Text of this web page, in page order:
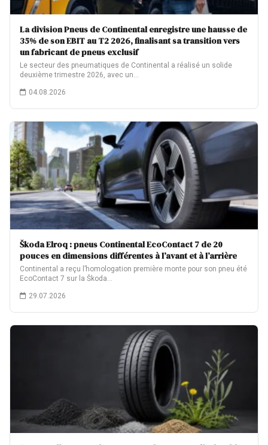
La division Pneus de Continental enregistre une hausse de
35% de son EBIT au T2 2026, finalisant sa transition vers
un fabricant de pneus exclusif
Le secteur des pneumatiques de Continental a réalisé un solide
deuxième trimestre 2026, avec un…
04.08.2026
Škoda Elroq : pneus Continental EcoContact 7 de 20
pouces en dimensions différentes à l’avant et à l’arrière
Continental a reçu l’homologation première monte pour son pneu été
EcoContact 7 sur la Škoda…
29.07.2026